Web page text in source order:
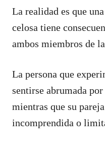
La realidad es que
celosa tiene
ambos miembros de
La persona que
sentirse abrumada
mientras que su
incomprendida o